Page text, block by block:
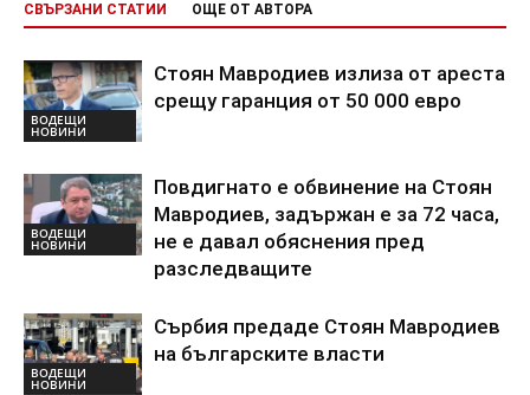
СВЪРЗАНИ СТАТИИ ОЩЕ ОТ АВТОРА
ВОДЕЩИ
НОВИНИ
Стоян Мавродиев излиза от ареста
срещу гаранция от 50 000 евро
ВОДЕЩИ
НОВИНИ
Повдигнато е обвинение на Стоян
Мавродиев, задържан е за 72 часа,
не е давал обяснения пред
разследващите
ВОДЕЩИ
НОВИНИ
Сърбия предаде Стоян Мавродиев
на българските власти